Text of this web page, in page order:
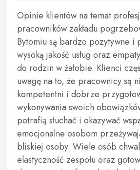
Opinie klientów na temat
pracowników zakładu
Bytomiu są bardzo pozytywne i
wysoką jakość usług oraz
do rodzin w żałobie. Klienci
uwagę na to, że pracownicy są
kompetentni i dobrze
wykonywania swoich
potrafią słuchać i okazywać
emocjonalne osobom
bliskiej osoby. Wiele osób
elastyczność zespołu oraz